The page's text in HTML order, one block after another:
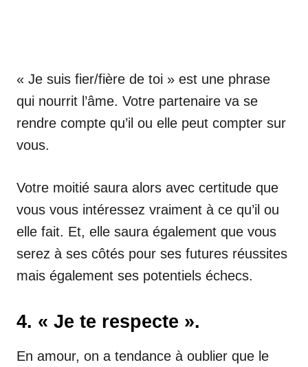
« Je suis fier/fière de toi » est une phrase
qui nourrit l’âme. Votre partenaire va se
rendre compte qu’il ou elle peut compter sur
vous.
Votre moitié saura alors avec certitude que
vous vous intéressez vraiment à ce qu’il ou
elle fait. Et, elle saura également que vous
serez à ses côtés pour ses futures réussites
mais également ses potentiels échecs.
4. « Je te respecte ».
En amour, on a tendance à oublier que le